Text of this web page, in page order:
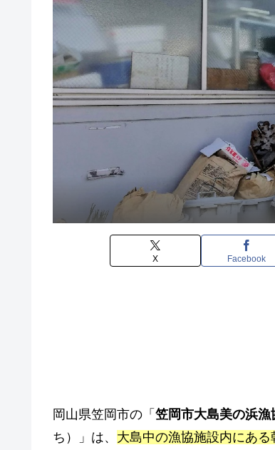
X Facebook
岡山県笠岡市の「 笠岡市大島美の浜漁
ち）」は、 大島中の漁協施設内にあ